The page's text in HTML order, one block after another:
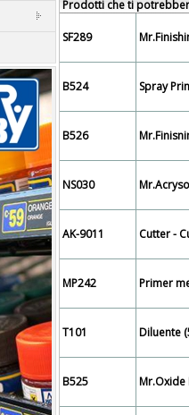
Prodotti che ti
SF289
B524 Spray
B526
NS030
AK-9011 Cutter -
MP242 Primer
T101 Diluente
B525 Mr.Oxide